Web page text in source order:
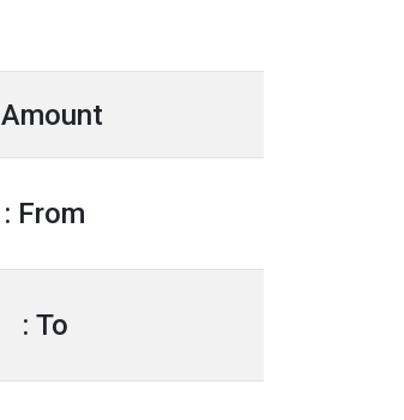
Amount :
From :
To :